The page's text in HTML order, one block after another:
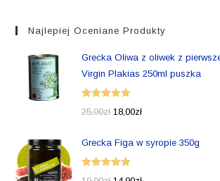
Najlepiej Oceniane Produkty
Grecka Oliwa z oliwek z
Virgin Plakias 250ml puszka
Oceniono
25,00zł 18,00zł
Grecka Figa w syropie 350g
Oceniono